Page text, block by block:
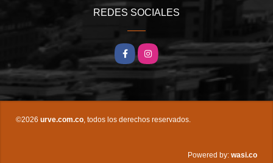
REDES SOCIALES
FacebookInstagram
©2026 urve.com.co, todos los derechos reservados.
Powered by: wasi.co